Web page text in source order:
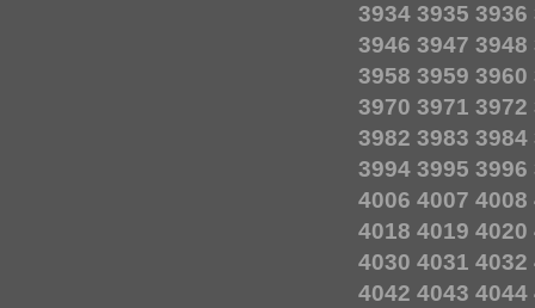
3934 3935 3936
3946 3947 3948
3958 3959 3960
3970 3971 3972
3982 3983 3984
3994 3995 3996
4006 4007 4008
4018 4019 4020
4030 4031 4032
4042 4043 4044